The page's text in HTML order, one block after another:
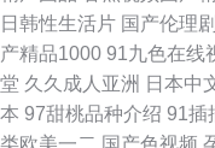
日韩性生活片 国产伦理剧
产精品1000 91九色在线
堂 久久成人亚洲 日本中
本 97甜桃品种介绍 91插
类欧美一二 国产色视频